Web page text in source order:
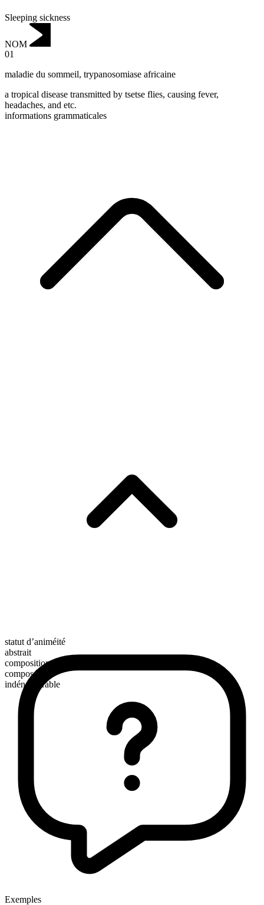
Sleeping sickness
NOM
01
maladie du sommeil, trypanosomiase africaine
a tropical disease transmitted by tsetse flies, causing fever,
headaches, and etc.
informations grammaticales
statut d’animéité
abstrait
composition morphologique
composé
indénombrable
Exemples